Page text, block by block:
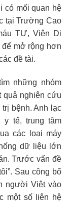
có mối quan hệ
tại Trường Cao
TƯ, Viện Di
mở rộng hơn
đề tài.
những nhóm
quả nghiên cứu
bệnh. Anh lạc
y tế, trung tâm
các loại máy
dữ liệu lớn
Trước vấn đề
Sau công bố
người Việt vào
một số liên hệ